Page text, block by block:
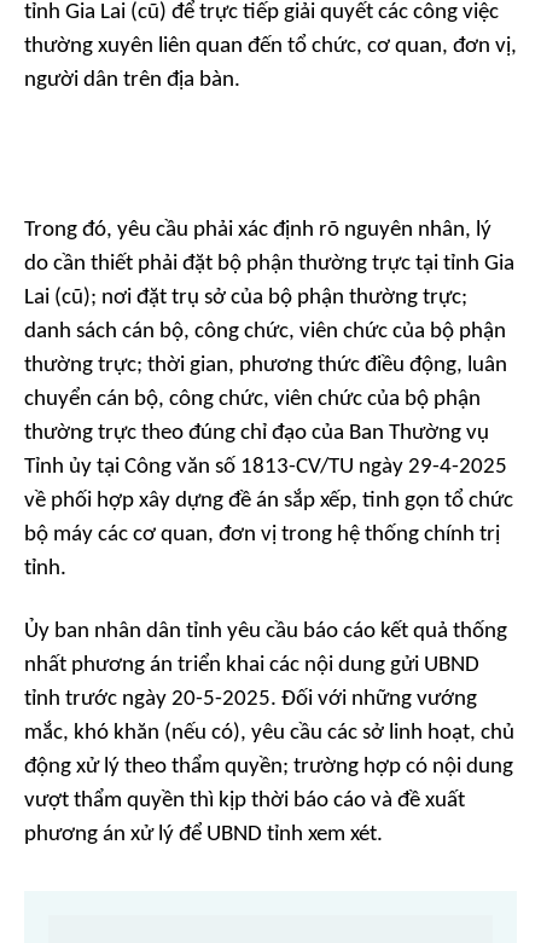
tỉnh Gia Lai (cũ) để trực tiếp giải quyết các công việc
thường xuyên liên quan đến tổ chức, cơ quan, đơn vị,
người dân trên địa bàn.
Trong đó, yêu cầu phải xác định rõ nguyên nhân, lý
do cần thiết phải đặt bộ phận thường trực tại tỉnh Gia
Lai (cũ); nơi đặt trụ sở của bộ phận thường trực;
danh sách cán bộ, công chức, viên chức của bộ phận
thường trực; thời gian, phương thức điều động, luân
chuyển cán bộ, công chức, viên chức của bộ phận
thường trực theo đúng chỉ đạo của Ban Thường vụ
Tỉnh ủy tại Công văn số 1813-CV/TU ngày 29-4-2025
về phối hợp xây dựng đề án sắp xếp, tinh gọn tổ chức
bộ máy các cơ quan, đơn vị trong hệ thống chính trị
tỉnh.
Ủy ban nhân dân tỉnh yêu cầu báo cáo kết quả thống
nhất phương án triển khai các nội dung gửi UBND
tỉnh trước ngày 20-5-2025. Đối với những vướng
mắc, khó khăn (nếu có), yêu cầu các sở linh hoạt, chủ
động xử lý theo thẩm quyền; trường hợp có nội dung
vượt thẩm quyền thì kịp thời báo cáo và đề xuất
phương án xử lý để UBND tỉnh xem xét.